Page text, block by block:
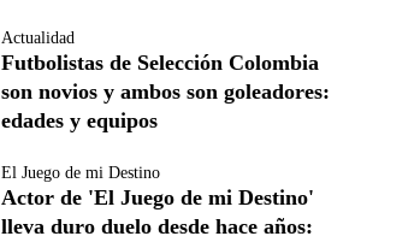
Actualidad
Futbolistas de Selección Colombia
son novios y ambos son goleadores:
edades y equipos
El Juego de mi Destino
Actor de 'El Juego de mi Destino'
lleva duro duelo desde hace años: